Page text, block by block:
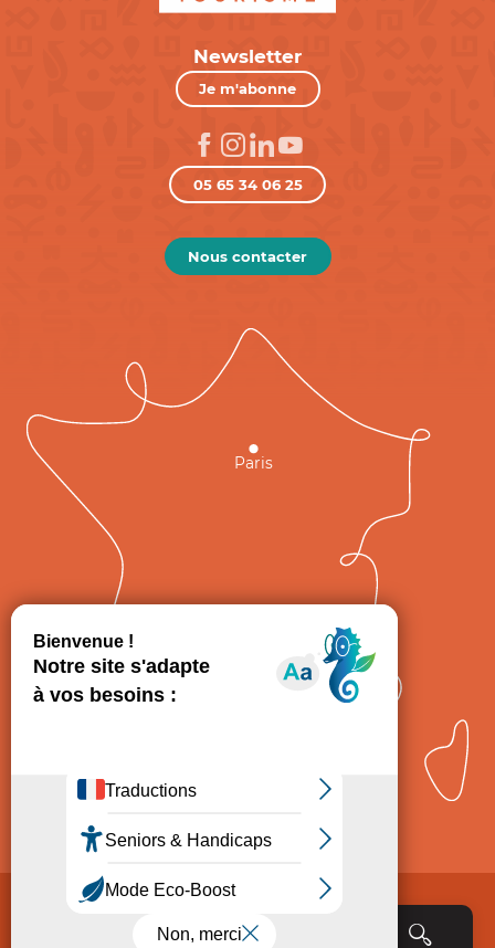
Newsletter
Je m'abonne
05 65 34 06 25
Nous contacter
Paris
Politique de Protection des données